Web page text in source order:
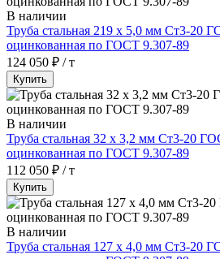
В наличии
Труба стальная 219 х 5,0 мм Ст3-20
оцинкованная по ГОСТ 9.307-89
124 050 ₽ / т
Купить
В наличии
Труба стальная 32 х 3,2 мм Ст3-20
оцинкованная по ГОСТ 9.307-89
112 050 ₽ / т
Купить
В наличии
Труба стальная 127 х 4,0 мм Ст3-20